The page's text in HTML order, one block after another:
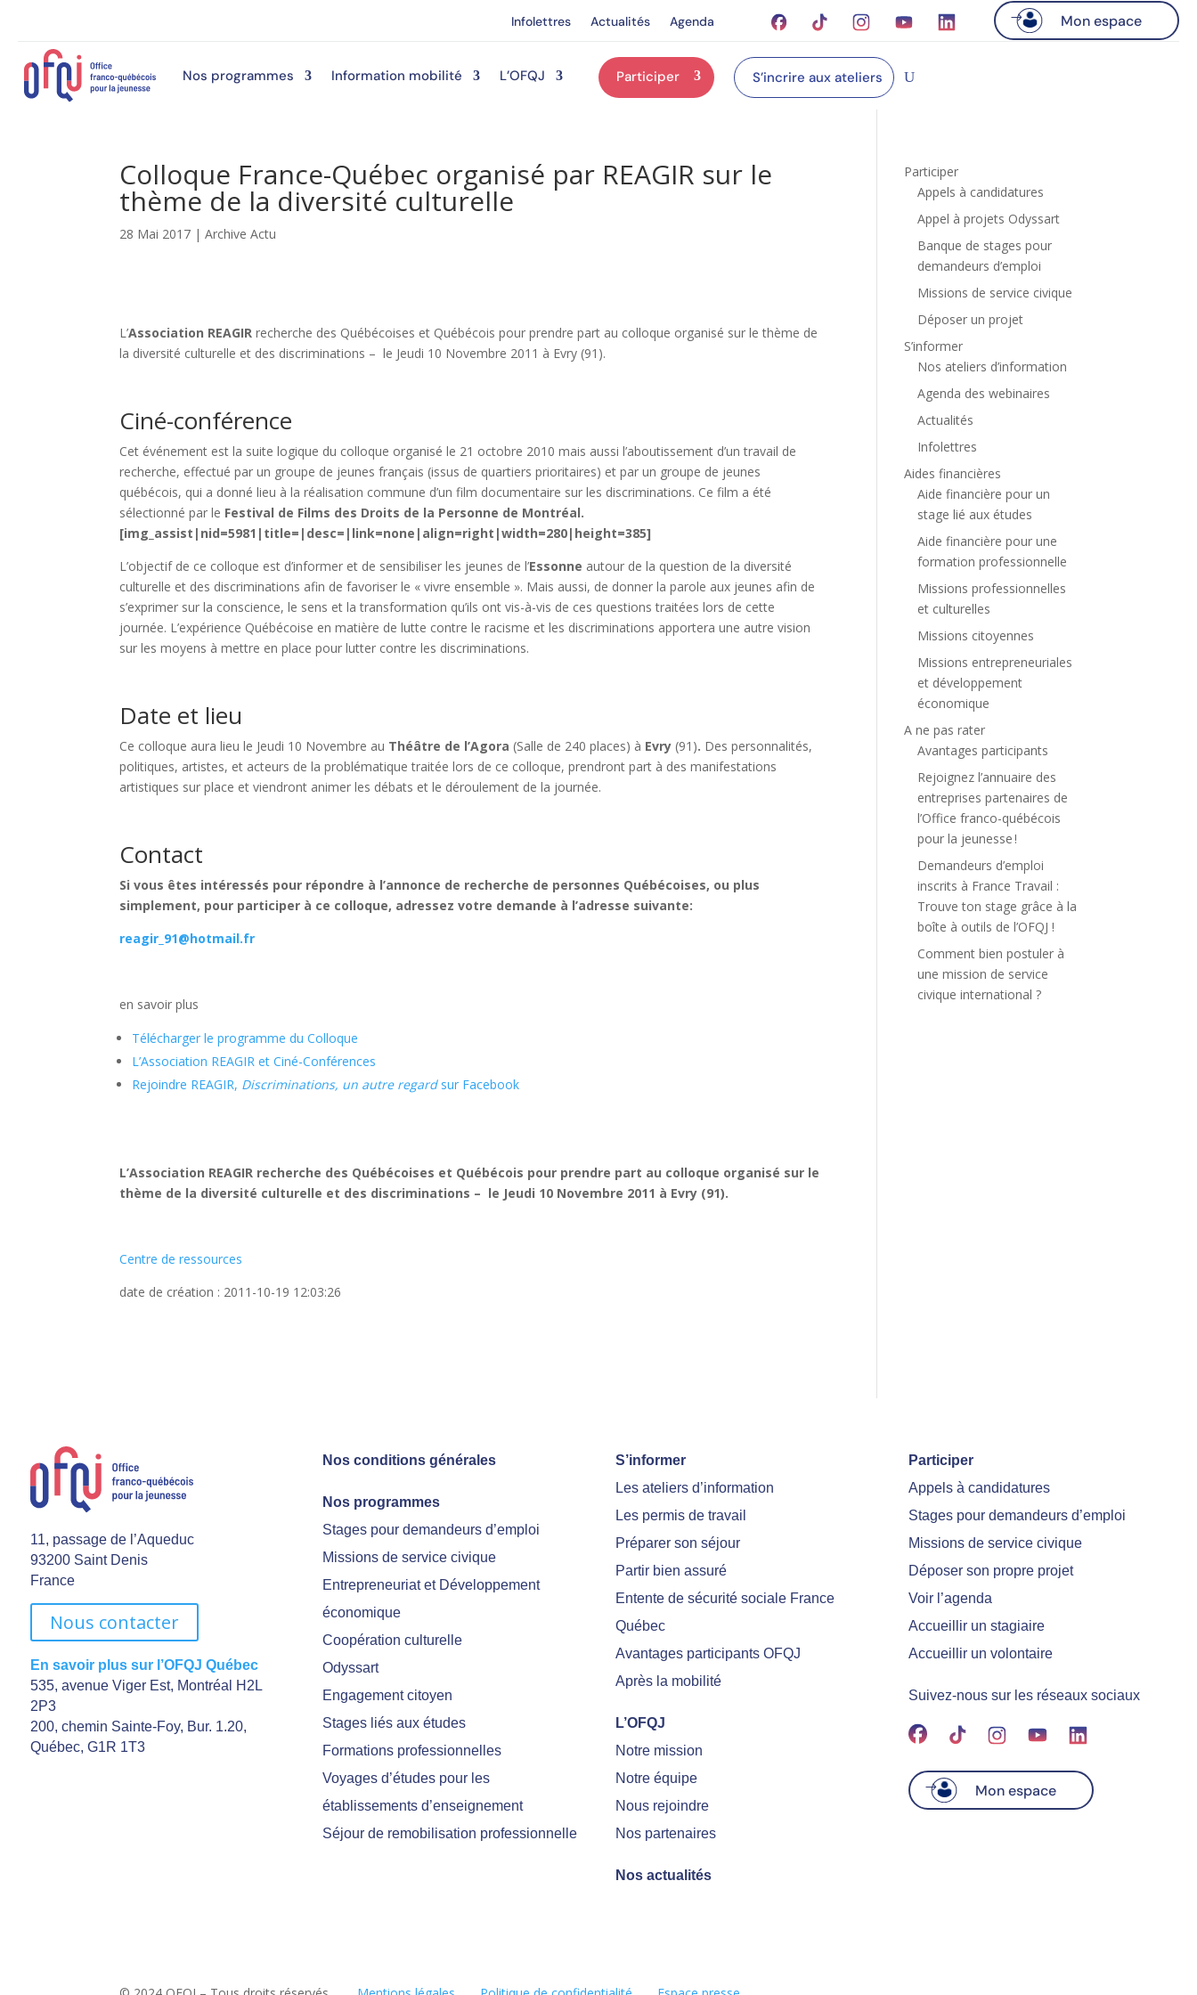
Infolettres Actualités Agenda Mon espace
Nos programmes Information mobilité L’OFQJ Participer S’incrire aux ateliers
Colloque France-Québec organisé par REAGIR sur le
thème de la diversité culturelle
28 Mai 2017 |Archive Actu
L’Association REAGIRrecherche des Québécoises et Québécois pour prendre part au colloque organisé sur le thème de
la diversité culturelle et des discriminations – le Jeudi 10 Novembre 2011 à Evry (91).
Ciné-conférence
Cet événement est la suite logique du colloque organisé le 21 octobre 2010 mais aussi l’aboutissement d’un travail de
recherche, effectué par un groupe de jeunes français (issus de quartiers prioritaires) et par un groupe de jeunes
québécois, qui a donné lieu à la réalisation commune d’un film documentaire sur les discriminations. Ce film a été
sélectionné par le Festival de Films des Droits de la Personne de Montréal.
[img_assist|nid=5981|title=|desc=|link=none|align=right|width=280|height=385]
L’objectif de ce colloque est d’informer et de sensibiliser les jeunes de l’Essonne autour de la question de la diversité
culturelle et des discriminations afin de favoriser le « vivre ensemble ». Mais aussi, de donner la parole aux jeunes afin de
s’exprimer sur la conscience, le sens et la transformation qu’ils ont vis-à-vis de ces questions traitées lors de cette
journée. L’expérience Québécoise en matière de lutte contre le racisme et les discriminations apportera une autre vision
sur les moyens à mettre en place pour lutter contre les discriminations.
Date et lieu
Ce colloque aura lieu le Jeudi 10 Novembre au Théâtre de l’Agora (Salle de 240 places) à Evry (91). Des personnalités,
politiques, artistes, et acteurs de la problématique traitée lors de ce colloque, prendront part à des manifestations
artistiques sur place et viendront animer les débats et le déroulement de la journée.
Contact
Si vous êtes intéressés pour répondre à l’annonce de recherche de personnes Québécoises, ou plus
simplement, pour participer à ce colloque, adressez votre demande à l’adresse suivante:
reagir_91@hotmail.fr
en savoir plus
Télécharger le programme du Colloque
L’Association REAGIR et Ciné-Conférences
Rejoindre REAGIR, Discriminations, un autre regardsur Facebook
L’Association REAGIR recherche des Québécoises et Québécois pour prendre part au colloque organisé sur le
thème de la diversité culturelle et des discriminations – le Jeudi 10 Novembre 2011 à Evry (91).
Centre de ressources
date de création : 2011-10-19 12:03:26
Participer
Appels à candidatures
Appel à projets Odyssart
Banque de stages pour
demandeurs d’emploi
Missions de service civique
Déposer un projet
S’informer
Nos ateliers d’information
Agenda des webinaires
Actualités
Infolettres
Aides financières
Aide financière pour un
stage lié aux études
Aide financière pour une
formation professionnelle
Missions professionnelles
et culturelles
Missions citoyennes
Missions entrepreneuriales
et développement
économique
A ne pas rater
Avantages participants
Rejoignez l’annuaire des
entreprises partenaires de
l’Office franco-québécois
pour la jeunesse !
Demandeurs d’emploi
inscrits à France Travail :
Trouve ton stage grâce à la
boîte à outils de l’OFQJ !
Comment bien postuler à
une mission de service
civique international ?
11, passage de l’Aqueduc
93200 Saint Denis
France
Nous contacter
En savoir plus sur l’OFQJ Québec
535, avenue Viger Est, Montréal H2L
2P3
200, chemin Sainte-Foy, Bur. 1.20,
Québec, G1R 1T3
Nos conditions générales
Nos programmes
Stages pour demandeurs d’emploi
Missions de service civique
Entrepreneuriat et Développement
économique
Coopération culturelle
Odyssart
Engagement citoyen
Stages liés aux études
Formations professionnelles
Voyages d’études pour les
établissements d’enseignement
Séjour de remobilisation professionnelle
S’informer
Les ateliers d’information
Les permis de travail
Préparer son séjour
Partir bien assuré
Entente de sécurité sociale France
Québec
Avantages participants OFQJ
Après la mobilité
L’OFQJ
Notre mission
Notre équipe
Nous rejoindre
Nos partenaires
Nos actualités
Participer
Appels à candidatures
Stages pour demandeurs d’emploi
Missions de service civique
Déposer son propre projet
Voir l’agenda
Accueillir un stagiaire
Accueillir un volontaire
Suivez-nous sur les réseaux sociaux
Mon espace